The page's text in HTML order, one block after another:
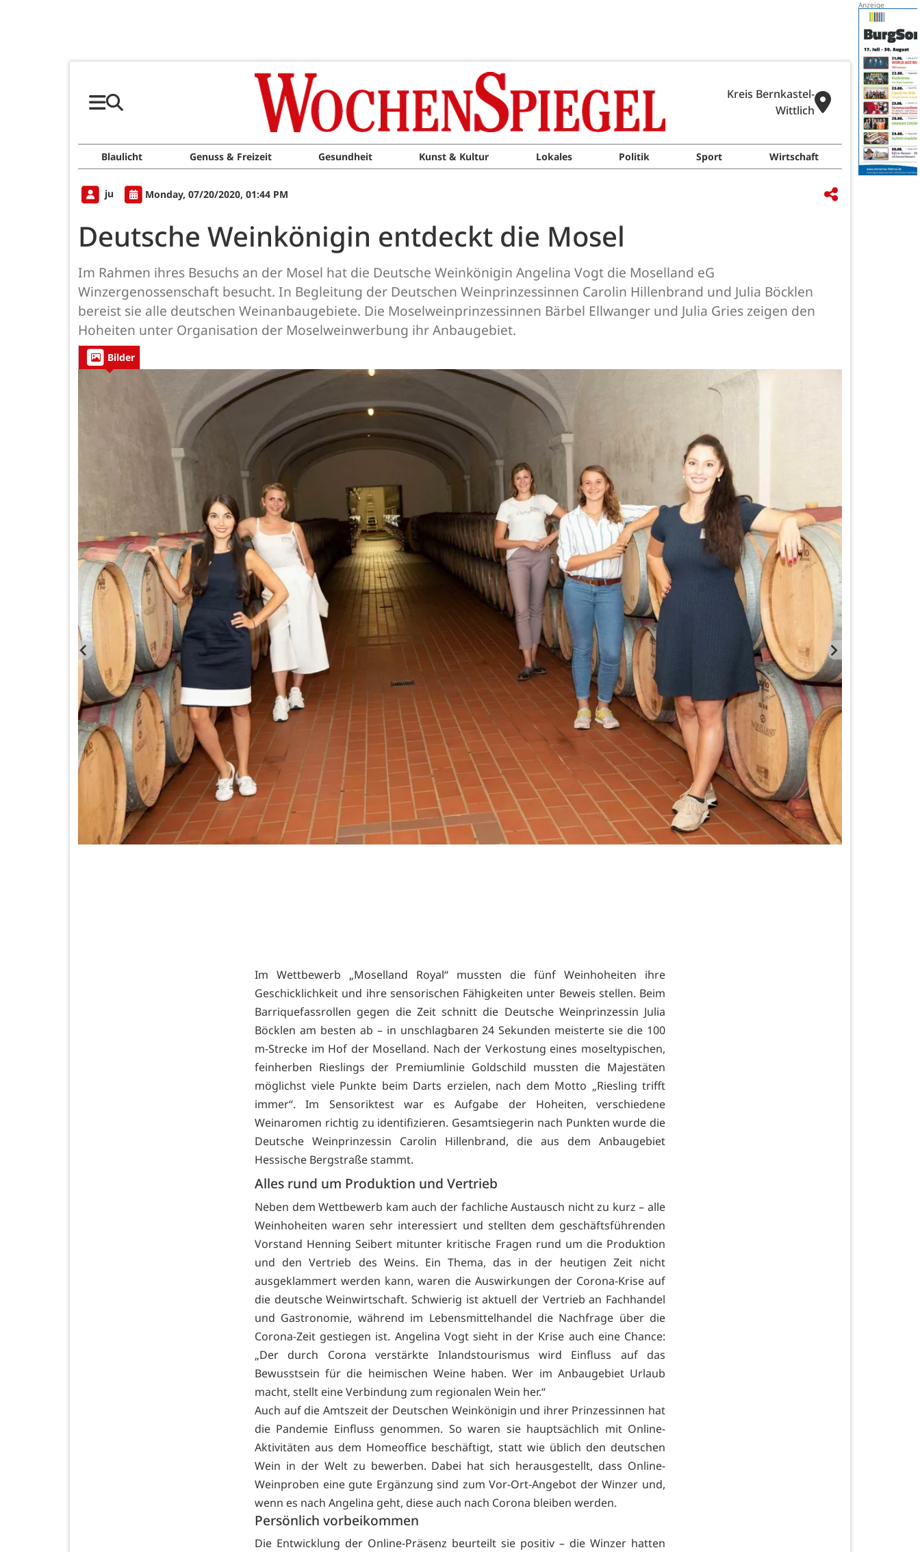
Kreis Bernkastel-
Wittlich
Blaulicht Genuss & Freizeit Gesundheit Kunst & Kultur Lokales Politik Sport Wirtschaft
ju Monday, 07/20/2020, 01:44 PM
Deutsche Weinkönigin entdeckt die Mosel
Im Rahmen ihres Besuchs an der Mosel hat die Deutsche Weinkönigin Angelina Vogt die Moselland eG
Winzergenossenschaft besucht. In Begleitung der Deutschen Weinprinzessinnen Carolin Hillenbrand und Julia Böcklen
bereist sie alle deutschen Weinanbaugebiete. Die Moselweinprinzessinnen Bärbel Ellwanger und Julia Gries zeigen den
Hoheiten unter Organisation der Moselweinwerbung ihr Anbaugebiet.
Bilder
Im Wettbewerb „Moselland Royal“ mussten die fünf Weinhoheiten ihre
Geschicklichkeit und ihre sensorischen Fähigkeiten unter Beweis stellen. Beim
Barriquefassrollen gegen die Zeit schnitt die Deutsche Weinprinzessin Julia
Böcklen am besten ab – in unschlagbaren 24 Sekunden meisterte sie die 100
m-Strecke im Hof der Moselland. Nach der Verkostung eines moseltypischen,
feinherben Rieslings der Premiumlinie Goldschild mussten die Majestäten
möglichst viele Punkte beim Darts erzielen, nach dem Motto „Riesling trifft
immer“. Im Sensoriktest war es Aufgabe der Hoheiten, verschiedene
Weinaromen richtig zu identifizieren. Gesamtsiegerin nach Punkten wurde die
Deutsche Weinprinzessin Carolin Hillenbrand, die aus dem Anbaugebiet
Hessische Bergstraße stammt.
Alles rund um Produktion und Vertrieb
Neben dem Wettbewerb kam auch der fachliche Austausch nicht zu kurz – alle
Weinhoheiten waren sehr interessiert und stellten dem geschäftsführenden
Vorstand Henning Seibert mitunter kritische Fragen rund um die Produktion
und den Vertrieb des Weins. Ein Thema, das in der heutigen Zeit nicht
ausgeklammert werden kann, waren die Auswirkungen der Corona-Krise auf
die deutsche Weinwirtschaft. Schwierig ist aktuell der Vertrieb an Fachhandel
und Gastronomie, während im Lebensmittelhandel die Nachfrage über die
Corona-Zeit gestiegen ist. Angelina Vogt sieht in der Krise auch eine Chance:
„Der durch Corona verstärkte Inlandstourismus wird Einfluss auf das
Bewusstsein für die heimischen Weine haben. Wer im Anbaugebiet Urlaub
macht, stellt eine Verbindung zum regionalen Wein her.“
Auch auf die Amtszeit der Deutschen Weinkönigin und ihrer Prinzessinnen hat
die Pandemie Einfluss genommen. So waren sie hauptsächlich mit Online-
Aktivitäten aus dem Homeoffice beschäftigt, statt wie üblich den deutschen
Wein in der Welt zu bewerben. Dabei hat sich herausgestellt, dass Online-
Weinproben eine gute Ergänzung sind zum Vor-Ort-Angebot der Winzer und,
wenn es nach Angelina geht, diese auch nach Corona bleiben werden.
Persönlich vorbeikommen
Die Entwicklung der Online-Präsenz beurteilt sie positiv – die Winzer hatten